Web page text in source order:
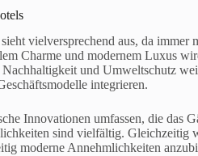
vielversprechend aus, da immer
Charme und modernem Luxus
und Umweltschutz
integrieren.
Innovationen umfassen, die das
sind vielfältig. Gleichzeitig
moderne Annehmlichkeiten